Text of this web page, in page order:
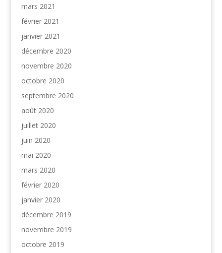
mars 2021
février 2021
janvier 2021
décembre 2020
novembre 2020
octobre 2020
septembre 2020
août 2020
juillet 2020
juin 2020
mai 2020
mars 2020
février 2020
janvier 2020
décembre 2019
novembre 2019
octobre 2019